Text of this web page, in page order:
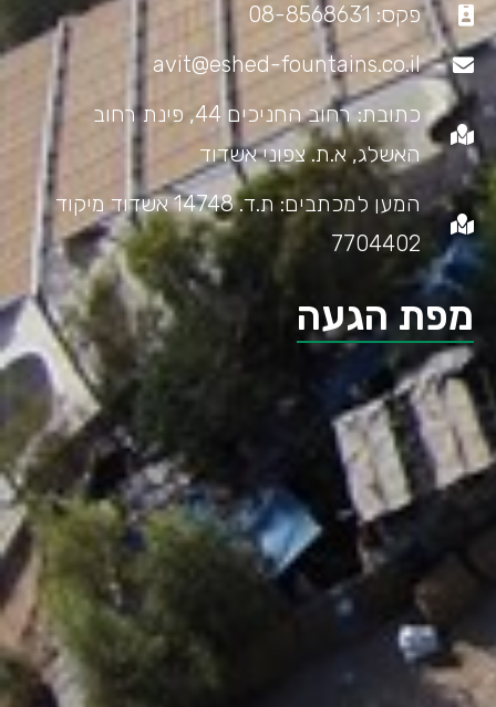
פקס: 08-8568631
avit@eshed-fountains.co.il
כתובת: רחוב החניכים 44, פינת רחוב
האשלג, א.ת. צפוני אשדוד
המען למכתבים: ת.ד. 14748 אשדוד מיקוד
7704402
מפת הגעה